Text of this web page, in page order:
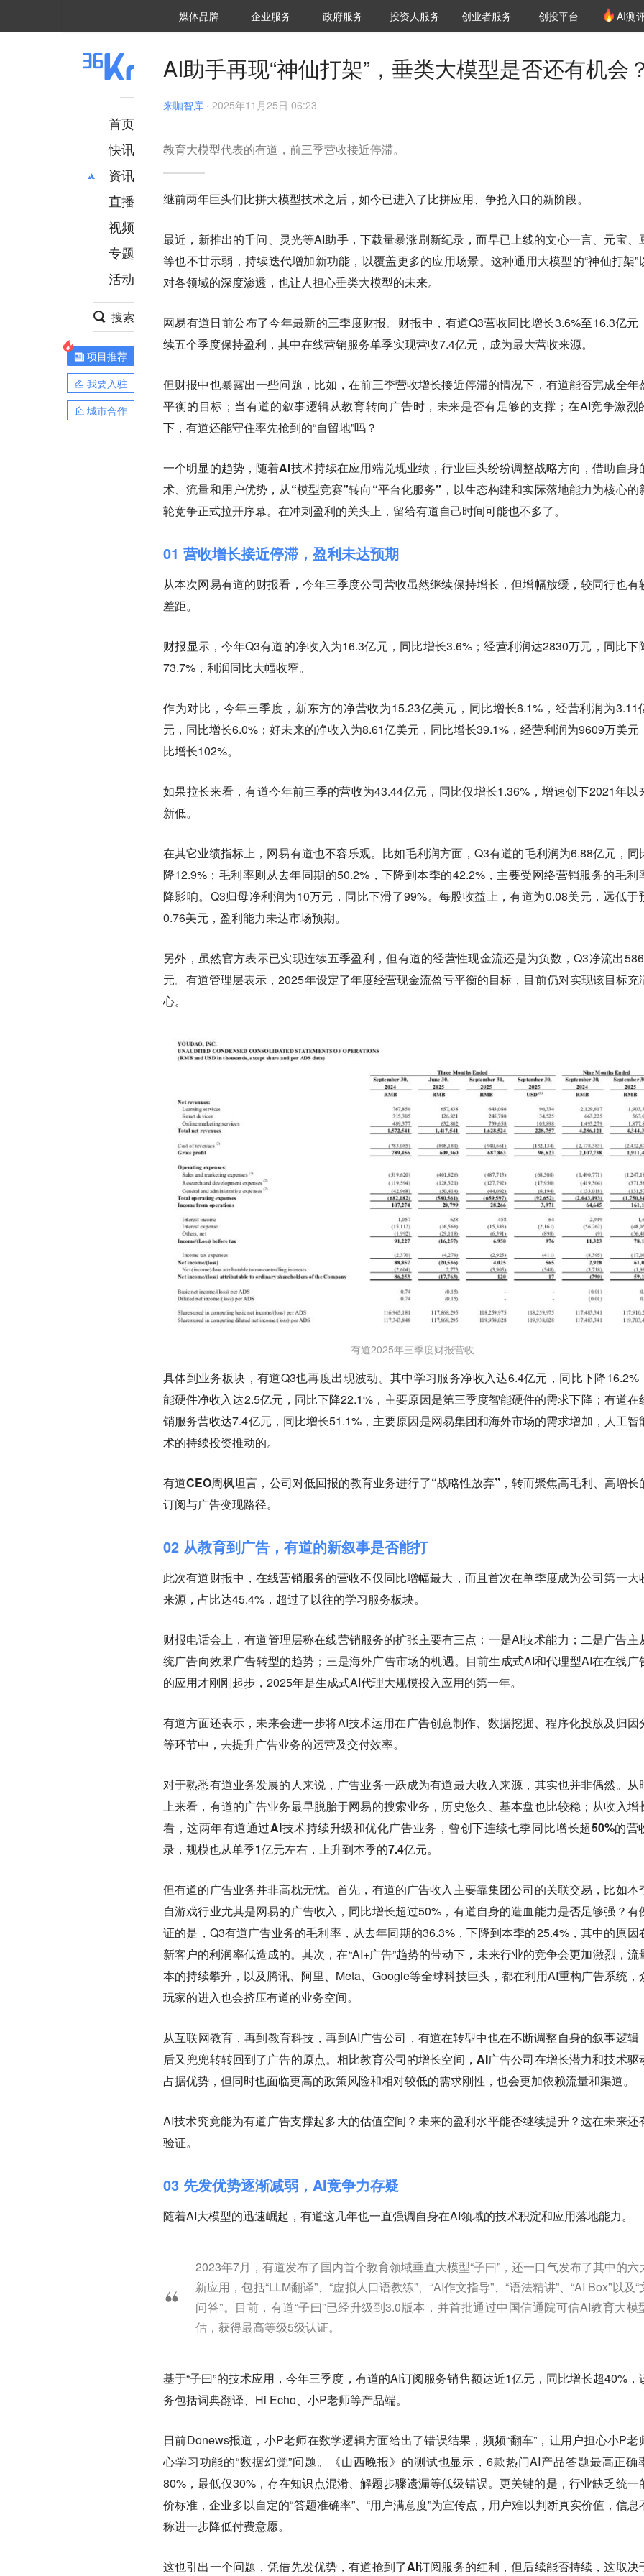
媒体品牌 36Kr研究院
企业服务 城市之窗
政府服务 VClub投资机构库
投资机构职位推介
投资人服务 创投氪堂
创业者服务 创投平台 AI测
首页
快讯
资讯
推荐
财经
项目推荐
安徽
直播
视频
专题
活动
搜索
项目推荐
我要入驻
城市合作
AI助手再现“神仙打架”，垂类大模型是否还有机会
来咖智库 · 2025年11月25日 06:23
教育大模型代表的有道，前三季营收接近停滞。
继前两年巨头们比拼大模型技术之后，如今已进入了比拼应用、争抢入口的新阶段。
最近，新推出的千问、灵光等AI助手，下载量暴涨刷新纪录，而早已上线的文心一言、元宝、
等也不甘示弱，持续迭代增加新功能，以覆盖更多的应用场景。这种通用大模型的“神仙打架”
对各领域的深度渗透，也让人担心垂类大模型的未来。
网易有道日前公布了今年最新的三季度财报。财报中，有道Q3营收同比增长3.6%至16.3亿元
续五个季度保持盈利，其中在线营销服务单季实现营收7.4亿元，成为最大营收来源。
但财报中也暴露出一些问题，比如，在前三季营收增长接近停滞的情况下，有道能否完成全年
平衡的目标；当有道的叙事逻辑从教育转向广告时，未来是否有足够的支撑；在AI竞争激烈
下，有道还能守住率先抢到的“自留地”吗？
一个明显的趋势，随着AI技术持续在应用端兑现业绩，行业巨头纷纷调整战略方向，借助自身
术、流量和用户优势，从“模型竞赛”转向“平台化服务”，以生态构建和实际落地能力为核心的
轮竞争正式拉开序幕。 在冲刺盈利的关头上，留给有道自己时间可能也不多了。
01 营收增长接近停滞，盈利未达预期
从本次网易有道的财报看，今年三季度公司营收虽然继续保持增长，但增幅放缓，较同行也有
差距。
财报显示，今年Q3有道的净收入为16.3亿元，同比增长3.6%；经营利润达2830万元，同比下
73.7%，利润同比大幅收窄。
作为对比，今年三季度，新东方的净营收为15.23亿美元，同比增长6.1%，经营利润为3.11
元，同比增长6.0%；好未来的净收入为8.61亿美元，同比增长39.1%，经营利润为9609万美元
比增长102%。
如果拉长来看，有道今年前三季的营收为43.44亿元，同比仅增长1.36%，增速创下2021年以
新低。
在其它业绩指标上，网易有道也不容乐观。比如毛利润方面，Q3有道的毛利润为6.88亿元，同
降12.9%；毛利率则从去年同期的50.2%，下降到本季的42.2%，主要受网络营销服务的毛利
降影响。Q3归母净利润为10万元，同比下滑了99%。每股收益上，有道为0.08美元，远低于
0.76美元，盈利能力未达市场预期。
另外，虽然官方表示已实现连续五季盈利，但有道的经营性现金流还是为负数，Q3净流出
元。有道管理层表示，2025年设定了年度经营现金流盈亏平衡的目标，目前仍对实现该目标充
心。
有道2025年三季度财报营收
具体到业务板块，有道Q3也再度出现波动。其中学习服务净收入达6.4亿元，同比下降16.2%
能硬件净收入达2.5亿元，同比下降22.1%，主要原因是第三季度智能硬件的需求下降；有道在
销服务营收达7.4亿元，同比增长51.1%，主要原因是网易集团和海外市场的需求增加，人工智
术的持续投资推动的。
有道CEO周枫坦言，公司对低回报的教育业务进行了“战略性放弃”，转而聚焦高毛利、高增长
订阅与广告变现路径。
02 从教育到广告，有道的新叙事是否能打
此次有道财报中，在线营销服务的营收不仅同比增幅最大，而且首次在单季度成为公司第一大
来源，占比达45.4%，超过了以往的学习服务板块。
财报电话会上，有道管理层称在线营销服务的扩张主要有三点：一是AI技术能力；二是广告主
统广告向效果广告转型的趋势；三是海外广告市场的机遇。目前生成式AI和代理型AI在在线广
的应用才刚刚起步，2025年是生成式AI代理大规模投入应用的第一年。
有道方面还表示，未来会进一步将AI技术运用在广告创意制作、数据挖掘、程序化投放及归因
等环节中，去提升广告业务的运营及交付效率。
对于熟悉有道业务发展的人来说，广告业务一跃成为有道最大收入来源，其实也并非偶然。 从
上来看，有道的广告业务最早脱胎于网易的搜索业务，历史悠久、基本盘也比较稳；从收入增
看，这两年有道通过AI技术持续升级和优化广告业务，曾创下连续七季同比增长超50%的营
录，规模也从单季1亿元左右，上升到本季的7.4亿元。
但有道的广告业务并非高枕无忧。首先，有道的广告收入主要靠集团公司的关联交易，比如本
自游戏行业尤其是网易的广告收入，同比增长超过50%，有道自身的造血能力是否足够强？有
证的是，Q3有道广告业务的毛利率，从去年同期的36.3%，下降到本季的25.4%，其中的原因
新客户的利润率低造成的。其次，在“AI+广告”趋势的带动下，未来行业的竞争会更加激烈，流
本的持续攀升，以及腾讯、阿里、Meta、Google等全球科技巨头，都在利用AI重构广告系统，
玩家的进入也会挤压有道的业务空间。
从互联网教育，再到教育科技，再到AI广告公司，有道在转型中也在不断调整自身的叙事逻辑
后又兜兜转转回到了广告的原点。相比教育公司的增长空间，AI广告公司在增长潜力和技术驱
占据优势，但同时也面临更高的政策风险和相对较低的需求刚性，也会更加依赖流量和渠道。
AI技术究竟能为有道广告支撑起多大的估值空间？未来的盈利水平能否继续提升？这在未来还
验证。
03 先发优势逐渐减弱，AI竞争力存疑
随着AI大模型的迅速崛起，有道这几年也一直强调自身在AI领域的技术积淀和应用落地能力。
2023年7月，有道发布了国内首个教育领域垂直大模型“子曰”，还一口气发布了其中的六
新应用，包括“LLM翻译”、“虚拟人口语教练”、“AI作文指导”、“语法精讲”、“AI Box”以及“
问答”。目前，有道“子曰”已经升级到3.0版本，并首批通过中国信通院可信AI教育大模
估，获得最高等级5级认证。
基于“子曰”的技术应用，今年三季度，有道的AI订阅服务销售额达近1亿元，同比增长超40%，
务包括词典翻译、Hi Echo、小P老师等产品端。
日前Donews报道，小P老师在数学逻辑方面给出了错误结果，频频“翻车”，让用户担心小P老
心学习功能的“数据幻觉”问题。《山西晚报》的测试也显示，6款热门AI产品答题最高正确
80%，最低仅30%，存在知识点混淆、解题步骤遗漏等低级错误。更关键的是，行业缺乏统一
价标准，企业多以自定的“答题准确率”、“用户满意度”为宣传点，用户难以判断真实价值，信息
称进一步降低付费意愿。
这也引出一个问题，凭借先发优势，有道抢到了AI订阅服务的红利，但后续能否持续，这取决